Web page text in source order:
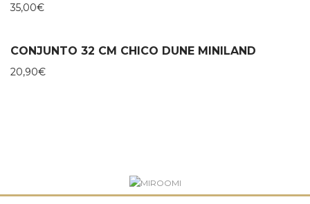
35,00€
CONJUNTO 32 CM CHICO DUNE MINILAND
20,90€